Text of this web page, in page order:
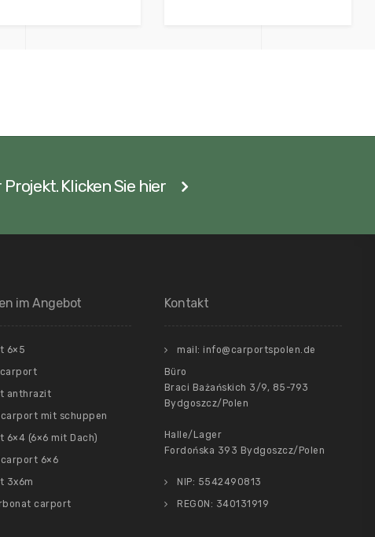
Klicken Sie hier
im Angebot
6×5
anthrazit
mit schuppen
6×4 (6×6 mit Dach)
6×6
3x6m
carport
Kontakt
mail: info@carportspolen.de
Büro
Braci Bażańskich 3/9, 85-793
Bydgoszcz/Polen
Halle/Lager
Fordońska 393 Bydgoszcz/Polen
NIP: 5542490813
REGON: 340131919